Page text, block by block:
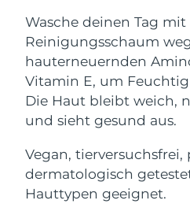
Wasche deinen Tag
Reinigungsschaum
hauterneuernden
Vitamin E, um
Die Haut bleibt weich,
und sieht gesund aus.
Vegan, tierversuchsfrei,
dermatologisch
Hauttypen geeignet.